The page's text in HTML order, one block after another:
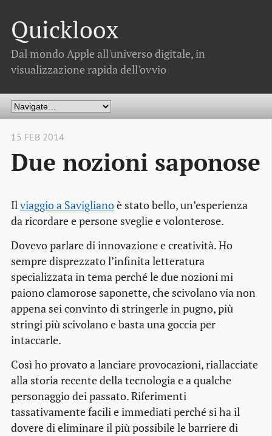
Quickloox
Dal mondo Apple all'universo digitale, in
visualizzazione rapida dell'ovvio
15 FEB 2014
Due nozioni saponose
Ilviaggio a Saviglianoè stato bello, un’esperienza
da ricordare e persone sveglie e volonterose.
Dovevo parlare di innovazione e creatività. Ho
sempre disprezzato l’infinita letteratura
specializzata in tema perché le due nozioni mi
paiono clamorose saponette, che scivolano via non
appena sei convinto di stringerle in pugno, più
stringi più scivolano e basta una goccia per
intaccarle.
Così ho provato a lanciare provocazioni, riallacciate
alla storia recente della tecnologia e a qualche
personaggio dei passato. Riferimenti
tassativamente facili e immediati perché si ha il
dovere di eliminare il più possibile le barriere di